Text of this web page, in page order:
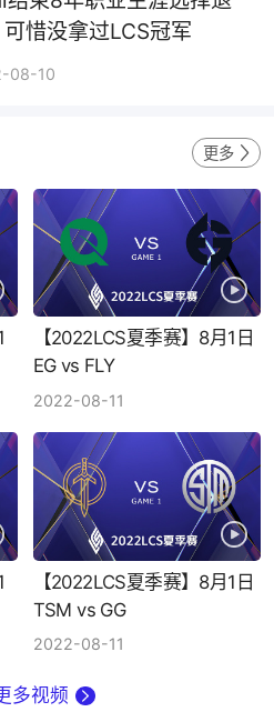
惜没拿过LCS冠军
08-10
更多
【2022LCS夏季赛】8月1日
EG vs FLY
2022-08-11
【2022LCS夏季赛】8月1日
TSM vs GG
2022-08-11
多视频